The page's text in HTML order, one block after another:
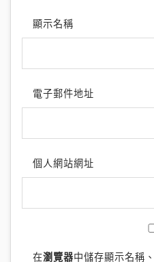
顯示名稱
電子郵件地址
個人網站網址
在瀏覽器中儲存顯示名稱